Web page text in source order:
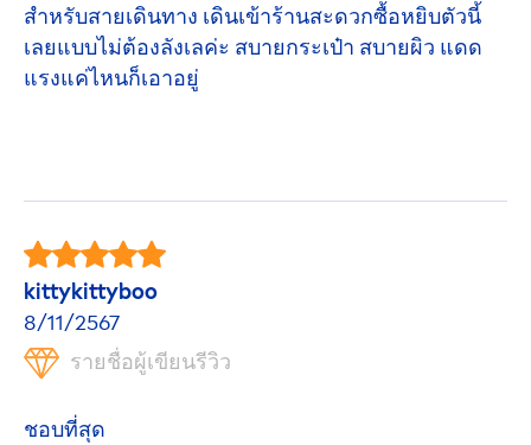
สำหรับสายเดินทาง เดินเข้าร้านสะดวกซื้อหยิบตัวนี้
เลยแบบไม่ต้องลังเลค่ะ สบายกระเป๋า สบายผิว แดด
แรงแค่ไหนก็เอาอยู่
kittykittyboo
8/11/2567
รายชื่อผู้เขียนรีวิว
ชอบที่สุด